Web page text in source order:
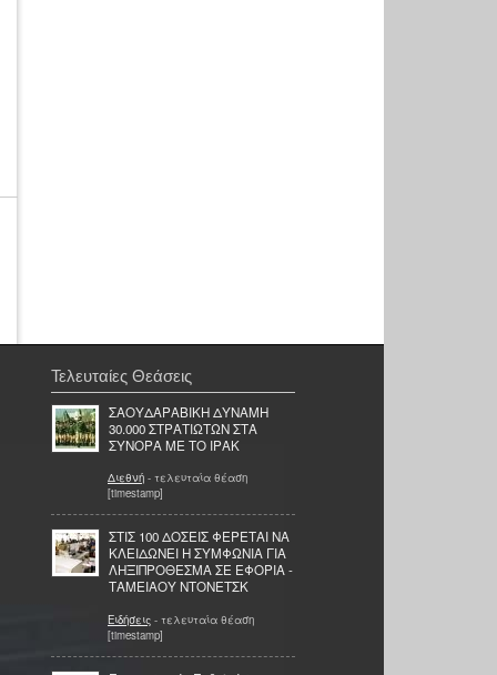
Τελευταίες Θεάσεις
ΣΑΟΥΔΑΡΑΒΙΚΗ ΔΥΝΑΜΗ
30.000 ΣΤΡΑΤΙΩΤΩΝ ΣΤΑ
ΣΥΝΟΡΑ ΜΕ ΤΟ ΙΡΑΚ
Διεθνή - τελευταία θέαση
[timestamp]
ΣΤΙΣ 100 ΔΟΣΕΙΣ ΦΕΡΕΤΑΙ ΝΑ
ΚΛΕΙΔΩΝΕΙ Η ΣΥΜΦΩΝΙΑ ΓΙΑ
ΛΗΞΙΠΡΟΘΕΣΜΑ ΣΕ ΕΦΟΡΙΑ -
ΤΑΜΕΙΑΟΥ ΝΤΟΝΕΤΣΚ
Ειδήσεις - τελευταία θέαση
[timestamp]